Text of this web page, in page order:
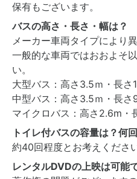
保有もございます。
バスの高さ・長さ・幅は？
メーカー車両タイプにより異
一般的な車両ではおおよそ
い。
大型バス：高さ3.5ｍ・長さ
中型バス：高さ3.5ｍ・長
マイクロバス：高さ2.6m・
トイレ付バスの容量は？何
約40回程度とお考えください
レンタルDVDの上映は可能